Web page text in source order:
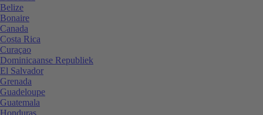
Belize
Bonaire
Canada
Costa Rica
Curaçao
Dominicaanse Republiek
El Salvador
Grenada
Guadeloupe
Guatemala
Honduras